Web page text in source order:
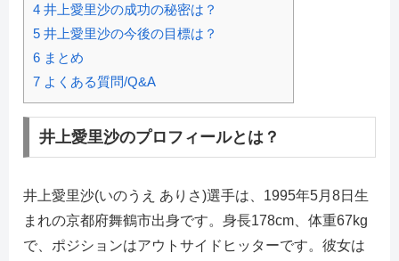
4 井上愛里沙の成功の秘密は？
5 井上愛里沙の今後の目標は？
6 まとめ
7 よくある質問/Q&A
井上愛里沙のプロフィールとは？
井上愛里沙(いのうえ ありさ)選手は、1995年5月8日生
まれの京都府舞鶴市出身です。身長178cm、体重67kg
で、ポジションはアウトサイドヒッターです。彼女は